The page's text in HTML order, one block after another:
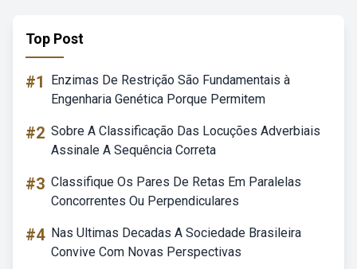
Top Post
#1
Enzimas De Restrição São Fundamentais à
Engenharia Genética Porque Permitem
#2 Sobre A Classificação Das Locuções Adverbiais
Assinale A Sequência Correta
#3 Classifique Os Pares De Retas Em Paralelas
Concorrentes Ou Perpendiculares
#4 Nas Ultimas Decadas A Sociedade Brasileira
Convive Com Novas Perspectivas